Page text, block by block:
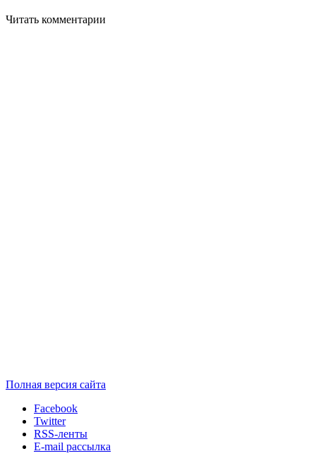
Читать комментарии
Полная версия сайта
Facebook
Twitter
RSS-ленты
E-mail рассылка